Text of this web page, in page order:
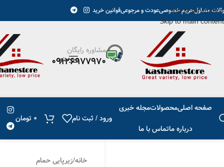
Skip to navigation
Skip to main content
پیگیری مرسوله ارسال می گردد.
متداولحریم خصوصیعودت و مرجوعیقوانین خرید
مشاوره رایگان
09126977970
منو
صفحه اصلیمحصولاتمجله خبری
درباره ماتماس با ما
ورود / ثبت نام 0 تومان
خانه/زیرپایی حمام